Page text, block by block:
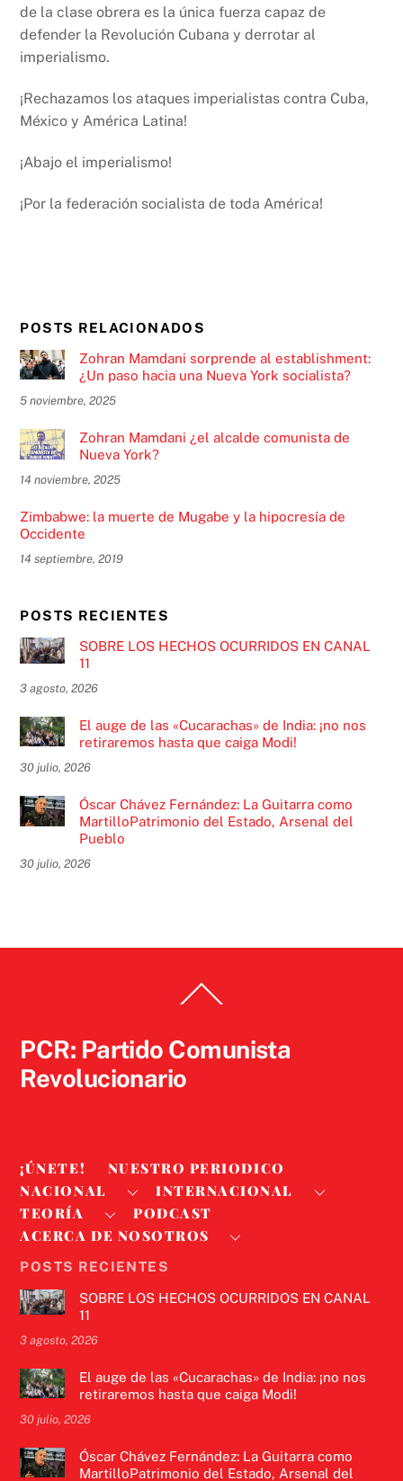
de la clase obrera es la única fuerza capaz de
defender la Revolución Cubana y derrotar al
imperialismo.
¡Rechazamos los ataques imperialistas contra Cuba,
México y América Latina!
¡Abajo el imperialismo!
¡Por la federación socialista de toda América!
POSTS RELACIONADOS
Zohran Mamdani sorprende al establishment:
¿Un paso hacia una Nueva York socialista?
5 noviembre, 2025
Zohran Mamdani ¿el alcalde comunista de
Nueva York?
14 noviembre, 2025
Zimbabwe: la muerte de Mugabe y la hipocresía de
Occidente
14 septiembre, 2019
POSTS RECIENTES
SOBRE LOS HECHOS OCURRIDOS EN CANAL
11
3 agosto, 2026
El auge de las «Cucarachas» de India: ¡no nos
retiraremos hasta que caiga Modi!
30 julio, 2026
Óscar Chávez Fernández: La Guitarra como
MartilloPatrimonio del Estado, Arsenal del
Pueblo
30 julio, 2026
To
PCR: Partido Comunista
Revolucionario
¡ÚNETE!
NUESTRO PERIODICO
NACIONAL
INTERNACIONAL
TEORÍA
PODCAST
ACERCA DE NOSOTROS
POSTS RECIENTES
SOBRE LOS HECHOS OCURRIDOS EN CANAL
11
3 agosto, 2026
El auge de las «Cucarachas» de India: ¡no nos
retiraremos hasta que caiga Modi!
30 julio, 2026
Óscar Chávez Fernández: La Guitarra como
MartilloPatrimonio del Estado, Arsenal del